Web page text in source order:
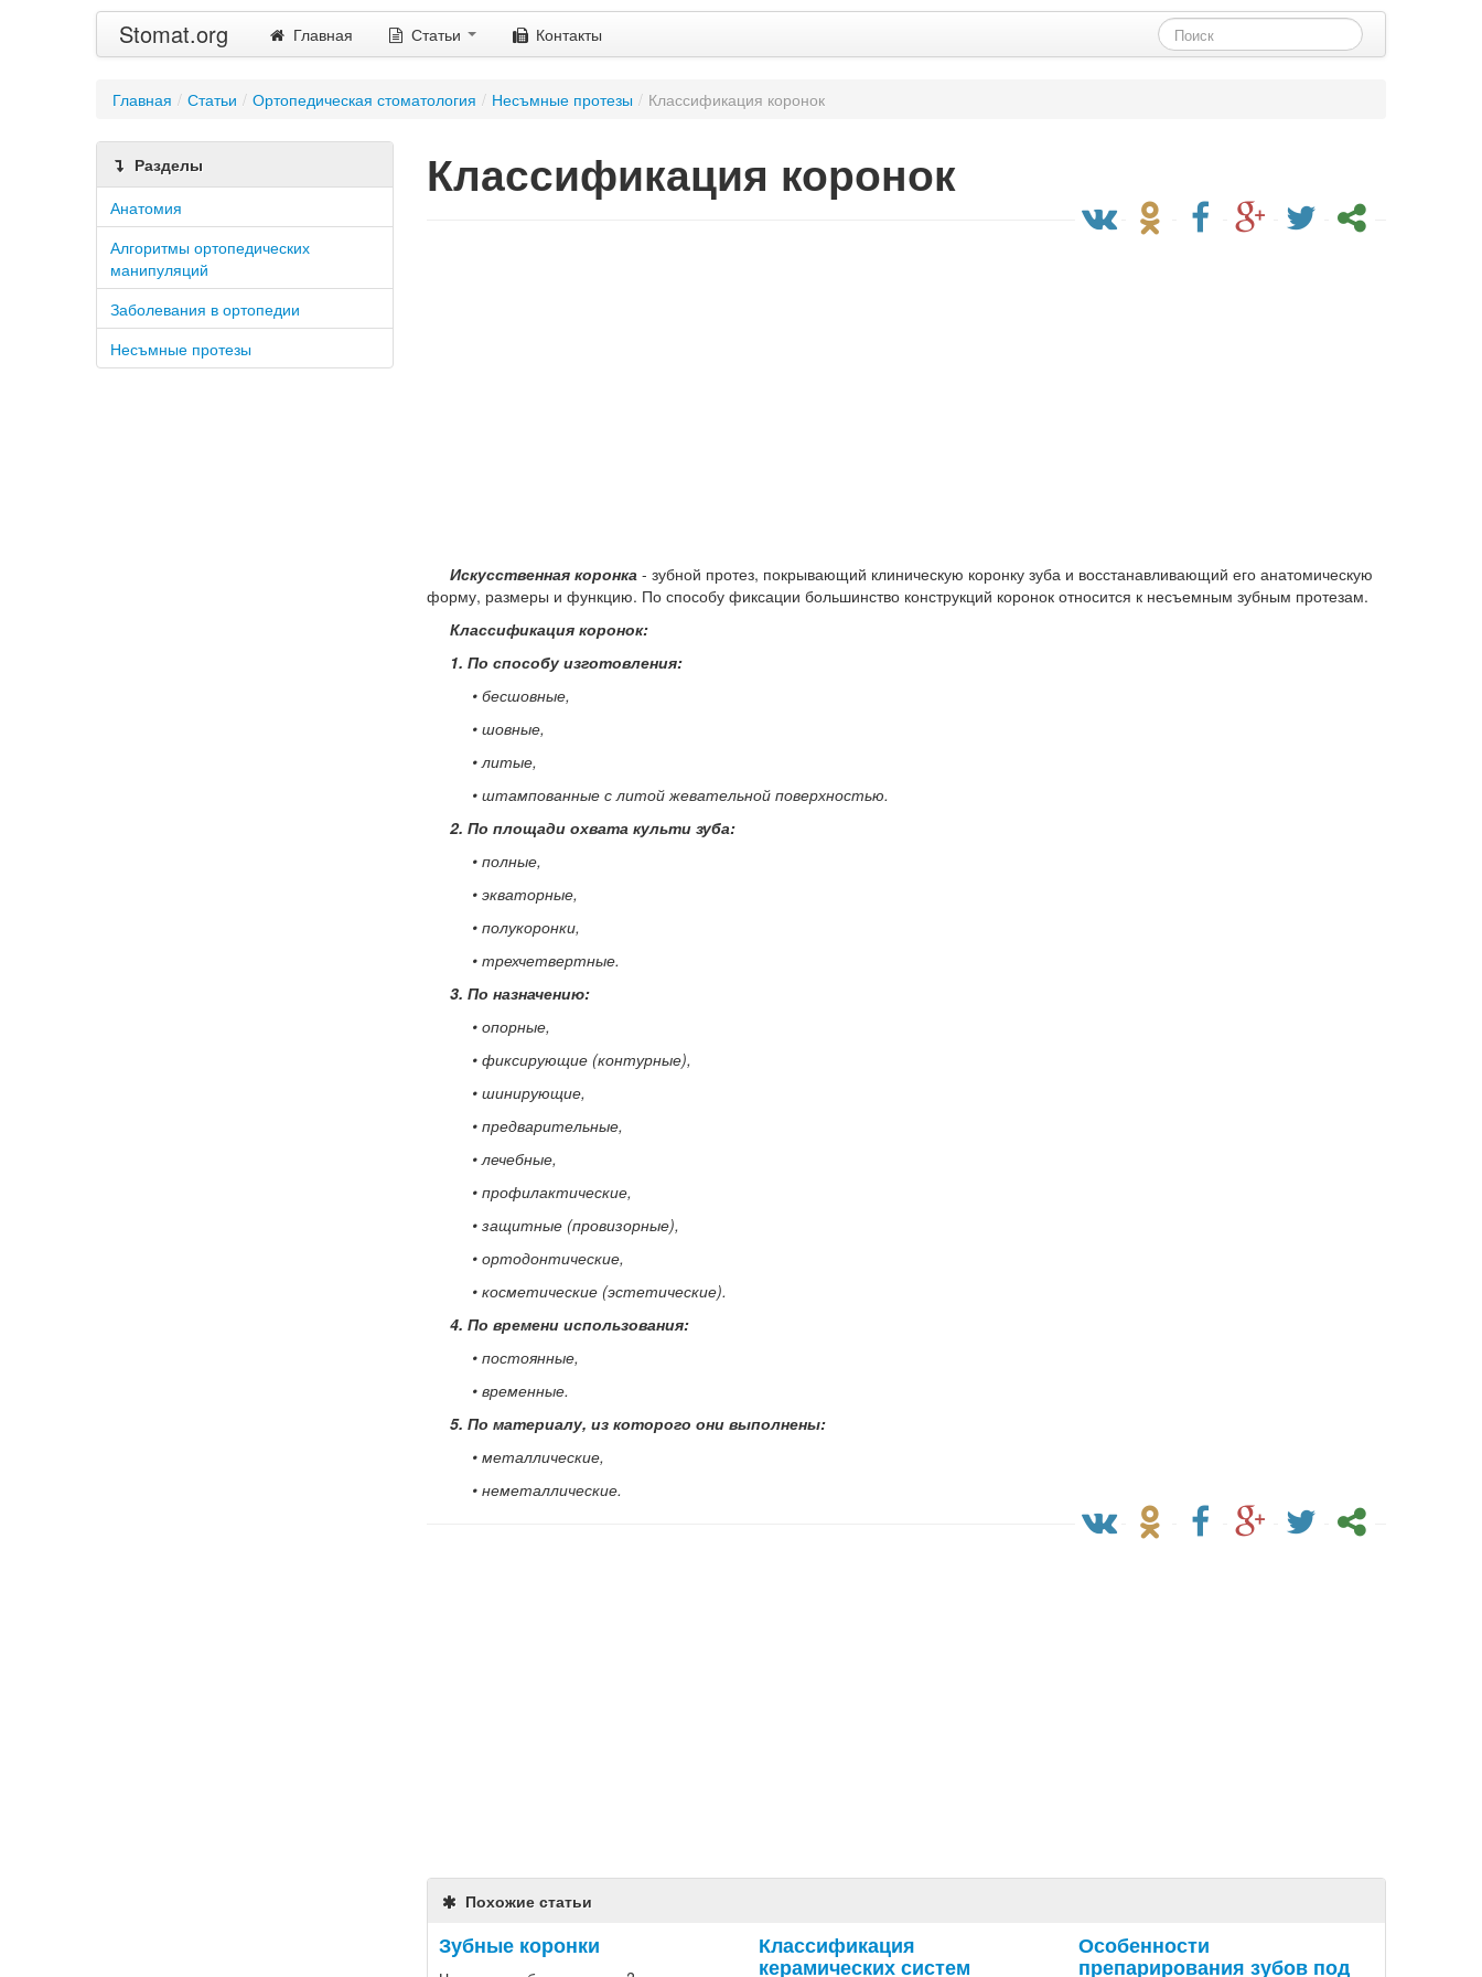
Stomat.org Главная Статьи Контакты
Главная / Статьи / Ортопедическая стоматология / Несъмные протезы / Классификация коронок
Разделы
Анатомия
Алгоритмы ортопедических
манипуляций
Заболевания в ортопедии
Несъмные протезы
Классификация коронок
Искусственная коронка - зубной протез, покрывающий клиническую коронку зуба и восстанавливающий его анатомическую
форму, размеры и функцию. По способу фиксации большинство конструкций коронок относится к несъемным зубным протезам.
Классификация коронок:
1. По способу изготовления:
• бесшовные,
• шовные,
• литые,
• штампованные с литой жевательной поверхностью.
2. По площади охвата культи зуба:
• полные,
• экваторные,
• полукоронки,
• трехчетвертные.
3. По назначению:
• опорные,
• фиксирующие (контурные),
• шинирующие,
• предварительные,
• лечебные,
• профилактические,
• защитные (провизорные),
• ортодонтические,
• косметические (эстетические).
4. По времени использования:
• постоянные,
• временные.
5. По материалу, из которого они выполнены:
• металлические,
• неметаллические.
Похожие статьи
Зубные коронки
Классификация
керамических систем
Особенности
препарирования зубов под